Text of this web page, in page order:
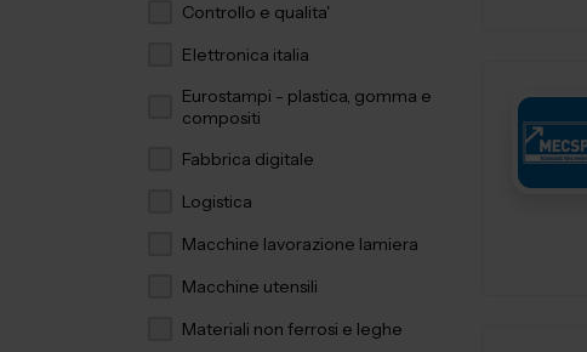
Controllo e qualita'
Elettronica italia
Eurostampi - plastica, gomma e
compositi
Fabbrica digitale
Logistica
Macchine lavorazione lamiera
Macchine utensili
Materiali non ferrosi e leghe